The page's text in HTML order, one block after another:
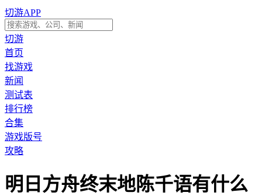
切游APP
切游
首页
找游戏
新闻
测试表
排行榜
合集
游戏版号
攻略
明日方舟终末地陈千语有什么